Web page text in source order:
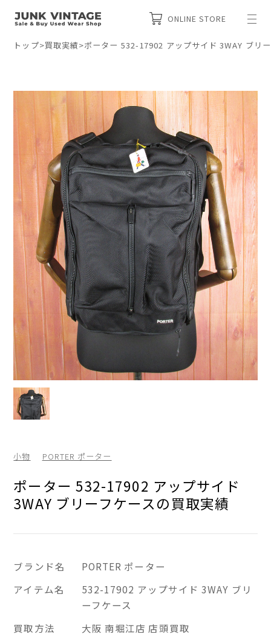
ONLINE STORE
トップ>買取実績>ポーター 532-17902 アップサイド 3WAY ブリ
小物 PORTER ポーター
ポーター 532-17902 アップサイド
3WAY ブリーフケースの買取実績
ブランド名
PORTER ポーター
アイテム名
532-17902 アップサイド 3WAY ブリ
ーフケース
買取方法
大阪 南堀江店 店頭買取